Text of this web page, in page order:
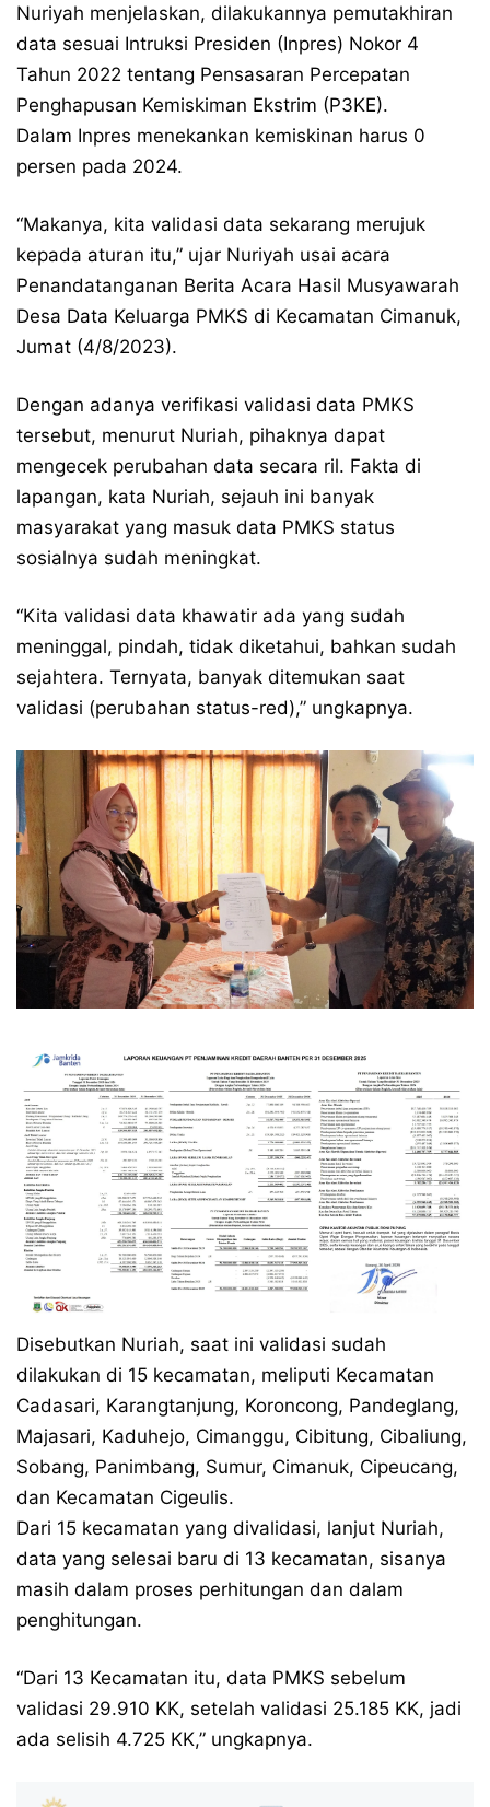
Nuriyah menjelaskan, dilakukannya pemutakhiran
data sesuai Intruksi Presiden (Inpres) Nokor 4
Tahun 2022 tentang Pensasaran Percepatan
Penghapusan Kemiskiman Ekstrim (P3KE).
Dalam Inpres menekankan kemiskinan harus 0
persen pada 2024.
“Makanya, kita validasi data sekarang merujuk
kepada aturan itu,” ujar Nuriyah usai acara
Penandatanganan Berita Acara Hasil Musyawarah
Desa Data Keluarga PMKS di Kecamatan Cimanuk,
Jumat (4/8/2023).
Dengan adanya verifikasi validasi data PMKS
tersebut, menurut Nuriah, pihaknya dapat
mengecek perubahan data secara ril. Fakta di
lapangan, kata Nuriah, sejauh ini banyak
masyarakat yang masuk data PMKS status
sosialnya sudah meningkat.
“Kita validasi data khawatir ada yang sudah
meninggal, pindah, tidak diketahui, bahkan sudah
sejahtera. Ternyata, banyak ditemukan saat
validasi (perubahan status-red),” ungkapnya.
Disebutkan Nuriah, saat ini validasi sudah
dilakukan di 15 kecamatan, meliputi Kecamatan
Cadasari, Karangtanjung, Koroncong, Pandeglang,
Majasari, Kaduhejo, Cimanggu, Cibitung, Cibaliung,
Sobang, Panimbang, Sumur, Cimanuk, Cipeucang,
dan Kecamatan Cigeulis.
Dari 15 kecamatan yang divalidasi, lanjut Nuriah,
data yang selesai baru di 13 kecamatan, sisanya
masih dalam proses perhitungan dan dalam
penghitungan.
“Dari 13 Kecamatan itu, data PMKS sebelum
validasi 29.910 KK, setelah validasi 25.185 KK, jadi
ada selisih 4.725 KK,” ungkapnya.